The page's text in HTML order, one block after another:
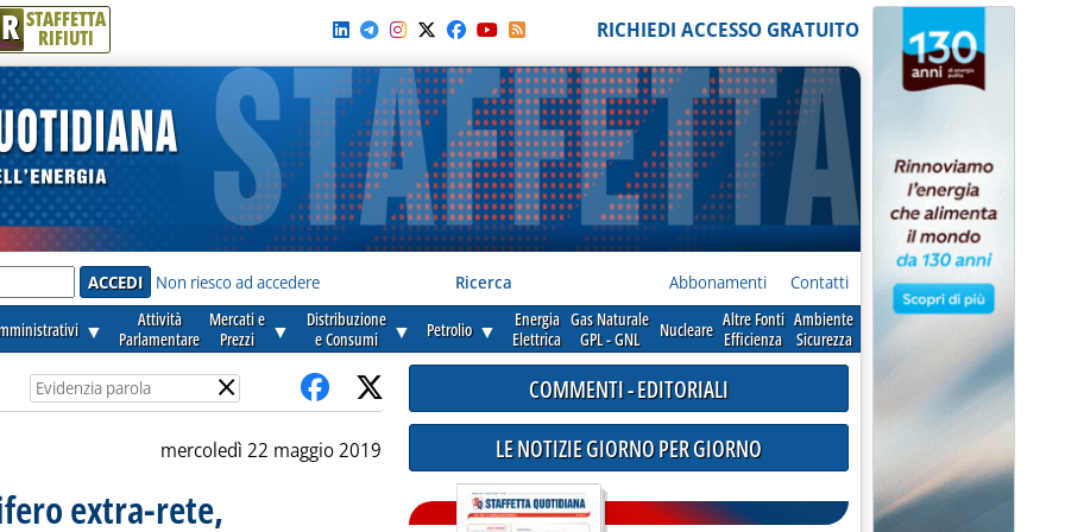
R STAFFETTA
RIFIUTI RICHIEDI ACCESSO GRATUITO
Non riesco ad accedere Ricerca Abbonamenti Contatti
▼
Attività
Parlamentare
Mercati e
Prezzi
▼
Distribuzione
e Consumi
▼ Petrolio ▼
Energia
Elettrica
Gas Naturale
GPL - GNL
Nucleare Altre Fonti
Efficienza
Ambiente
Sicurezza
×
mercoledì 22 maggio 2019
extra-rete,
COMMENTI - EDITORIALI
LE NOTIZIE GIORNO PER GIORNO